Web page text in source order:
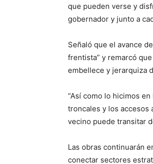
que pueden verse y
gobernador y junto a
Señaló que el avance
frentista” y remarcó
embellece y jerarquiza
“Así como lo hicimos
troncales y los accesos
vecino puede transitar
Las obras continuarán
conectar sectores